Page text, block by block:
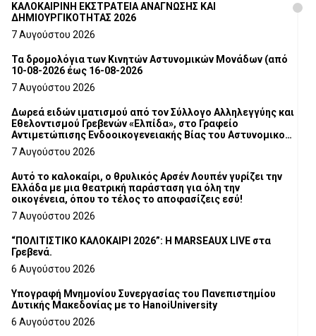
ΚΑΛΟΚΑΙΡΙΝΗ ΕΚΣΤΡΑΤΕΙΑ ΑΝΑΓΝΩΣΗΣ ΚΑΙ
ΔΗΜΙΟΥΡΓΙΚΟΤΗΤΑΣ 2026
7 Αυγούστου 2026
Τα δρομολόγια των Κινητών Αστυνομικών Μονάδων (από
10-08-2026 έως 16-08-2026
7 Αυγούστου 2026
Δωρεά ειδών ιματισμού από τον Σύλλογο Αλληλεγγύης και
Εθελοντισμού Γρεβενών «Ελπίδα», στο Γραφείο
Αντιμετώπισης Ενδοοικογενειακής Βίας του Αστυνομικού
Τμήματος Γρεβενών
7 Αυγούστου 2026
Αυτό το καλοκαίρι, ο θρυλικός Αρσέν Λουπέν γυρίζει την
Ελλάδα με μια θεατρική παράσταση για όλη την
οικογένεια, όπου το τέλος το αποφασίζεις εσύ!
7 Αυγούστου 2026
“ΠΟΛΙΤΙΣΤΙΚΟ ΚΑΛΟΚΑΙΡΙ 2026”: Η MARSEAUX LIVE στα
Γρεβενά.
6 Αυγούστου 2026
Υπογραφή Μνημονίου Συνεργασίας του Πανεπιστημίου
Δυτικής Μακεδονίας με το HanoiUniversity
6 Αυγούστου 2026